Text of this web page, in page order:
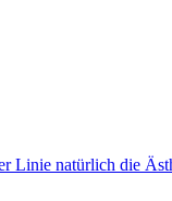
Linie natürlich die